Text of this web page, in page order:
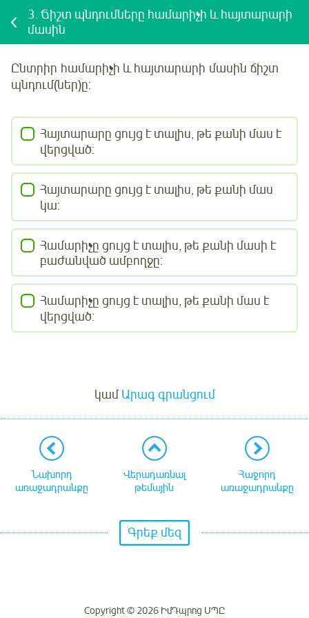
3. Ճիշտ պնդումները համարիչի և հայտարարի
մասին
Ընտրիր համարիչի և հայտարարի մասին ճիշտ
պնդում(ներ)ը:
Հայտարարը ցույց է տալիս, թե քանի մաս է
վերցված:
Հայտարարը ցույց է տալիս, թե քանի մաս
կա:
Համարիչը ցույց է տալիս, թե քանի մասի է
բաժանված ամբողջը:
Համարիչը ցույց է տալիս, թե քանի մաս է
վերցված:
կամԱրագ գրանցում
Նախորդ
առաջադրանքը
Վերադառնալ
թեմային
Հաջորդ
առաջադրանքը
Գրեք մեզ
Copyright © 2026 ԻմԴպրոց ՍՊԸ